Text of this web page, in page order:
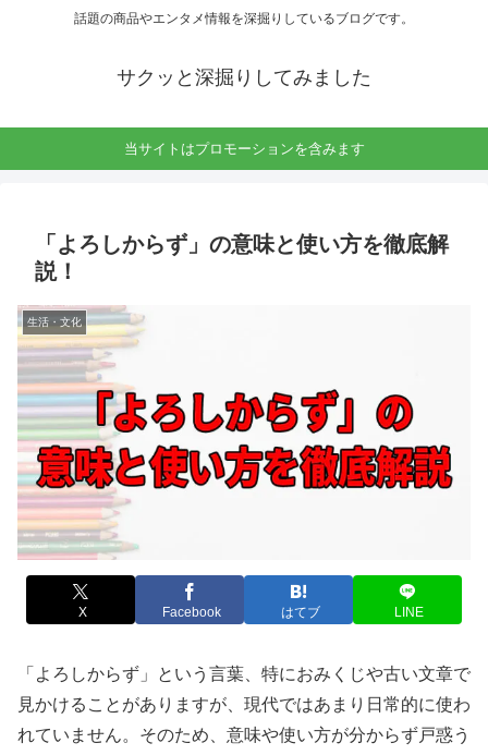
話題の商品やエンタメ情報を深掘りしているブログです。
サクッと深掘りしてみました
当サイトはプロモーションを含みます
「よろしからず」の意味と使い方を徹底解
説！
生活・文化
X Facebook はてブ LINE
「よろしからず」という言葉、特におみくじや古い文章で
見かけることがありますが、現代ではあまり日常的に使わ
れていません。そのため、意味や使い方が分からず戸惑う